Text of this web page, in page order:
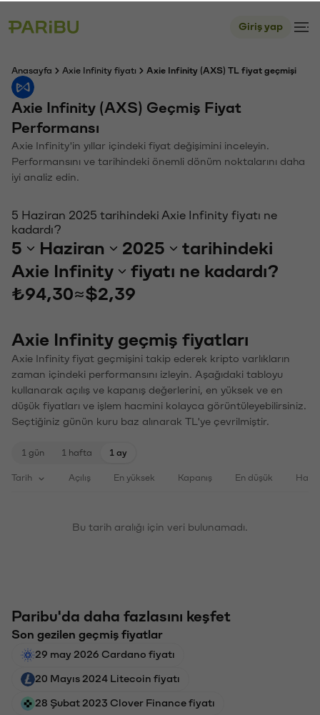
Giriş yap
Anasayfa Axie Infinity fiyatı Axie Infinity (AXS) TL fiyat geçmişi
Axie Infinity (AXS) Geçmiş Fiyat
Performansı
Axie Infinity'in yıllar içindeki fiyat değişimini inceleyin.
Performansını ve tarihindeki önemli dönüm noktalarını daha
iyi analiz edin.
5 Haziran 2025 tarihindeki Axie Infinity fiyatı ne
kadardı?
5 Haziran 2025
tarihindeki
Axie Infinity
fiyatı ne kadardı?
₺94,30≈$2,39
Axie Infinity geçmiş fiyatları
Axie Infinity fiyat geçmişini takip ederek kripto varlıkların
zaman içindeki performansını izleyin. Aşağıdaki tabloyu
kullanarak açılış ve kapanış değerlerini, en yüksek ve en
düşük fiyatları ve işlem hacmini kolayca görüntüleyebilirsiniz.
Seçtiğiniz günün kuru baz alınarak TL'ye çevrilmiştir.
1 gün 1 hafta 1 ay
Tarih Açılış En yüksek Kapanış En düşük
Bu tarih aralığı için veri bulunamadı.
Paribu'da daha fazlasını keşfet
Son gezilen geçmiş fiyatlar
29 may 2026 Cardano fiyatı
20 Mayıs 2024 Litecoin fiyatı
28 Şubat 2023 Clover Finance fiyatı